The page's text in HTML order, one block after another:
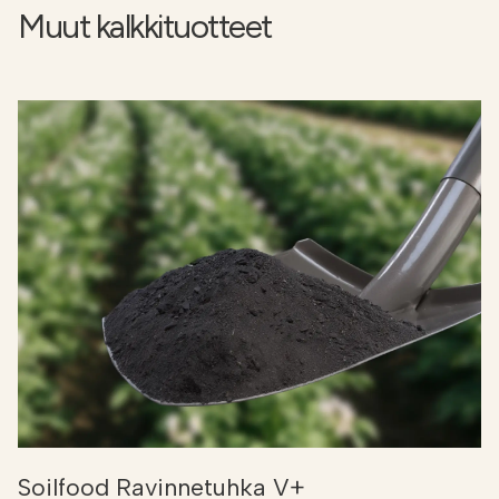
Muut kalkkituotteet
Soilfood Ravinnetuhka V+